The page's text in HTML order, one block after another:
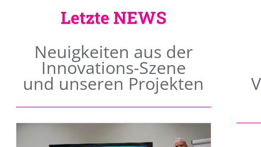
Letzte NEWS
Neuigkeiten aus der
Innovations-Szene
und unseren Projekten